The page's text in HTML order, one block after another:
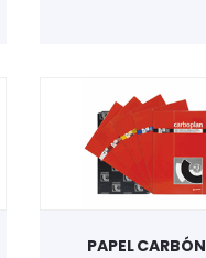
PAPEL CARBÓN